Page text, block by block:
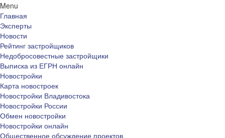
Menu
Главная
Эксперты
Новости
Рейтинг застройщиков
Недобросовестные застройщики
Выписка из ЕГРН онлайн
Новостройки
Карта новостроек
Новостройки Владивостока
Новостройки России
Обмен новостройки
Новостройки онлайн
Общественное обсуждение проектов